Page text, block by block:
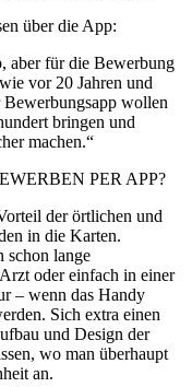
über die App:
aber für die Bewerbung
vor 20 Jahren und
wollen
bringen und
machen.“
PER APP?
der örtlichen und
in die Karten.
schon lange
oder einfach in einer
– wenn das Handy
Sich extra einen
und Design der
wo man überhaupt
an.